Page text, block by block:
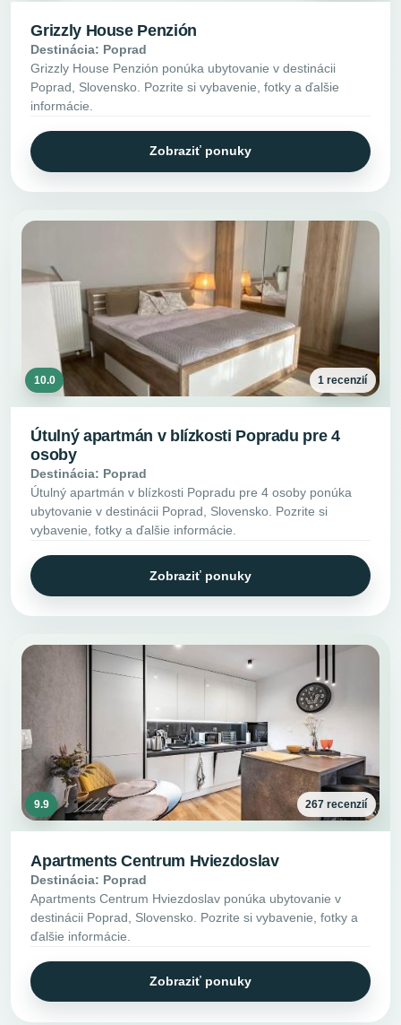
Grizzly House Penzión
Destinácia: Poprad
Grizzly House Penzión ponúka ubytovanie v destinácii
Poprad, Slovensko. Pozrite si vybavenie, fotky a ďalšie
informácie.
Zobraziť ponuky
10.0 1 recenzií
Útulný apartmán v blízkosti Popradu pre 4
osoby
Destinácia: Poprad
Útulný apartmán v blízkosti Popradu pre 4 osoby ponúka
ubytovanie v destinácii Poprad, Slovensko. Pozrite si
vybavenie, fotky a ďalšie informácie.
Zobraziť ponuky
9.9 267 recenzií
Apartments Centrum Hviezdoslav
Destinácia: Poprad
Apartments Centrum Hviezdoslav ponúka ubytovanie v
destinácii Poprad, Slovensko. Pozrite si vybavenie, fotky a
ďalšie informácie.
Zobraziť ponuky